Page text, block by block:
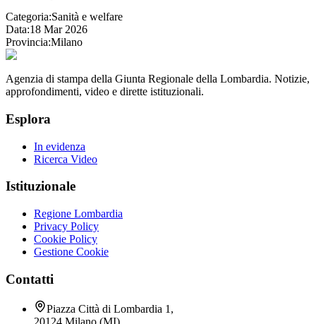
Categoria:Sanità e welfare
Data:18 Mar 2026
Provincia:Milano
Agenzia di stampa della Giunta Regionale della Lombardia. Notizie,
approfondimenti, video e dirette istituzionali.
Esplora
In evidenza
Ricerca Video
Istituzionale
Regione Lombardia
Privacy Policy
Cookie Policy
Gestione Cookie
Contatti
Piazza Città di Lombardia 1,